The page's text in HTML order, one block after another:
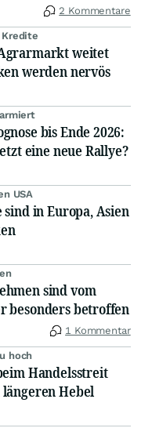
2 Kommentare
weitet
werden nervös
bis Ende 2026:
eine neue Rallye?
USA
in Europa, Asien
sind vom
besonders betroffen
1 Kommentar
hoch
Handelsstreit
Hebel